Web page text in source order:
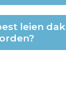
leien dak